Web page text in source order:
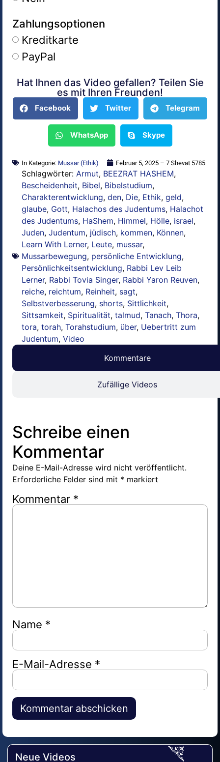
Zahlungsoptionen
Kreditkarte
PayPal
Alternative:
Hat Ihnen das Video gefallen? Teilen Sie
es mit Ihren Freunden!
Facebook Twitter Telegram
WhatsApp Skype
In Kategorie: Mussar (Ethik) Februar 5, 2025 – 7 Shevat 5785
Schlagwörter: Armut, BEEZRAT HASHEM,
Bescheidenheit, Bibel, Bibelstudium,
Charakterentwicklung, den, Die, Ethik, geld,
glaube, Gott, Halachos des Judentums, Halachot
des Judentums, HaShem, Himmel, Hölle, israel,
Juden, Judentum, jüdisch, kommen, Können,
Learn With Lerner, Leute, mussar,
Mussarbewegung, persönliche Entwicklung,
Persönlichkeitsentwicklung, Rabbi Lev Leib
Lerner, Rabbi Tovia Singer, Rabbi Yaron Reuven,
reiche, reichtum, Reinheit, sagt,
Selbstverbesserung, shorts, Sittlichkeit,
Sittsamkeit, Spiritualität, talmud, Tanach, Thora,
tora, torah, Torahstudium, über, Uebertritt zum
Judentum, Video
Kommentare
Zufällige Videos
Schreibe einen
Kommentar
Deine E-Mail-Adresse wird nicht veröffentlicht.
Erforderliche Felder sind mit * markiert
Kommentar *
Name *
E-Mail-Adresse *
Neue Videos